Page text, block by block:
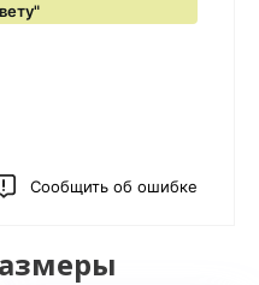
Сообщить об ошибке